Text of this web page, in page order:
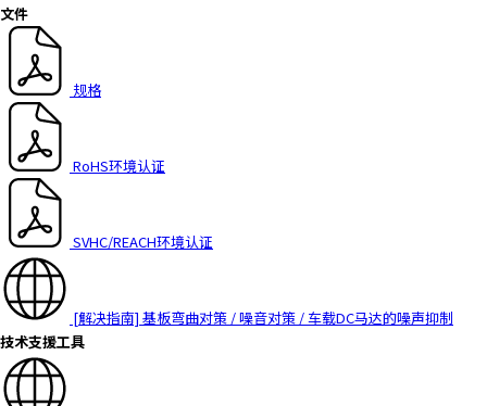
文件
规格
RoHS环境认证
SVHC/REACH环境认证
[解决指南] 基板弯曲对策 / 噪音对策 / 车载DC马达的噪声抑制
技术支援工具